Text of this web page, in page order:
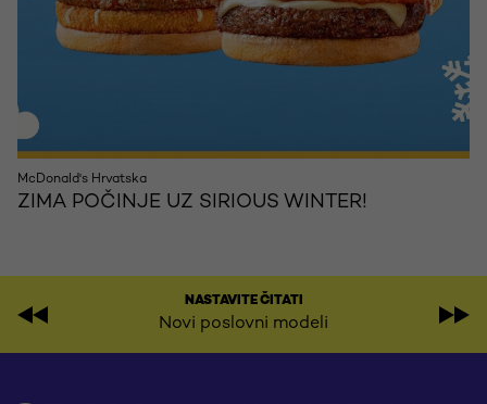
McDonald's Hrvatska
ZIMA POČINJE UZ SIRIOUS WINTER!
NASTAVITE ČITATI
Novi poslovni modeli